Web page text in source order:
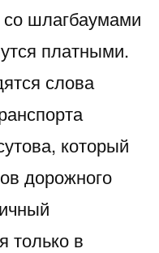
со шлагбаумами
платными.
слова
который
дорожного
только в